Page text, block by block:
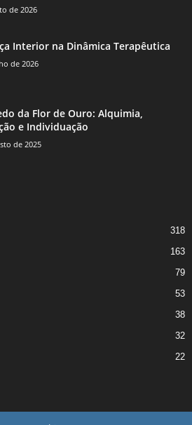
de 2026
Interior na Dinâmica Terapêutica
de 2026
da Flor de Ouro: Alquimia,
e Individuação
de 2025
318
163
79
53
38
32
22